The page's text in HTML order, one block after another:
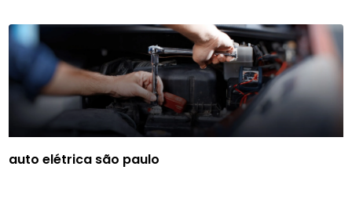
auto elétrica são paulo